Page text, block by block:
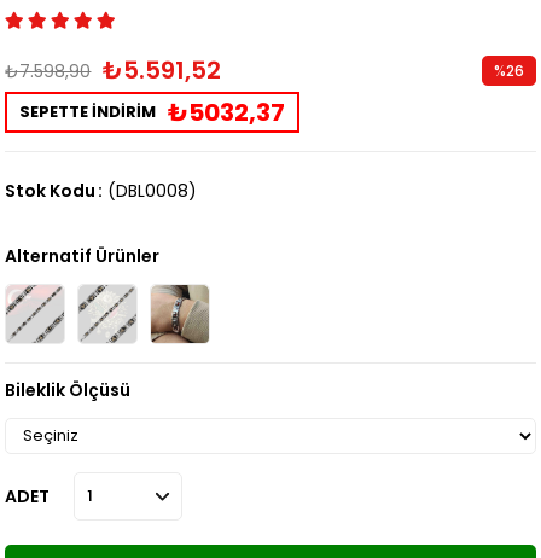
₺7.598,90 ₺5.591,52
SEPETTE İNDİRİM ₺5032,37
%26
Stok Kodu (DBL0008)
Alternatif Ürünler
Bileklik Ölçüsü
ADET